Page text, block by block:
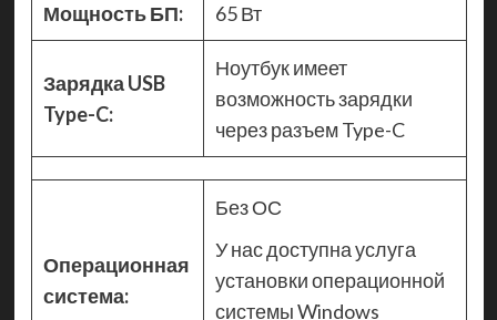
Мощность БП: 65 Вт
Зарядка USB
Type-C:
Ноутбук имеет
возможность зарядки
через разъем Type-C
Операционная
система:
Без ОС
У нас доступна услуга
установки операционной
системы Windows